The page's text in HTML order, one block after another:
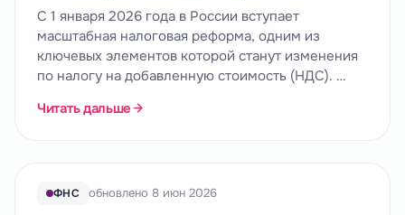
С 1 января 2026 года в России вступает
масштабная налоговая реформа, одним из
ключевых элементов которой станут изменения
по налогу на добавленную стоимость (НДС). …
Читать дальше
ФНС обновлено 8 июн 2026